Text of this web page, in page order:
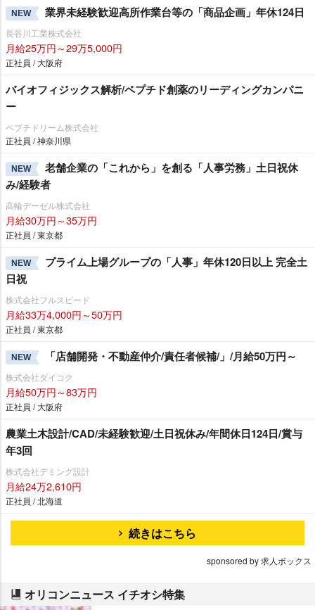
NEW 業界未経験歓迎高所作業台等の「商品企画」年休124日
長谷川工業株式会社
月給25万円～29万5,000円
正社員 / 大阪府
バイオフィジックス解析/ペプチド創薬のリーディングカンパニ
ー
ペプチドリーム株式会社
正社員 / 神奈川県
NEW
老舗企業の「これから」を創る「人事労務」土日祝休
み/経験者
高輪ヂーゼル株式会社
月給30万円～35万円
正社員 / 東京都
NEW
プライム上場グループの「人事」年休120日以上 完全土
日祝
株式会社フルスピード
月給33万4,000円～50万円
正社員 / 東京都
NEW 「店舗開発・不動産仲介/責任者候補/」/月給50万円～
株式会社ダイコク
月給50万円～83万円
正社員 / 大阪府
農業土木設計/CAD/未経験歓迎/土日祝休み/年間休日124日/賞与
年3回
株式会社デミング設計
月給24万2,610円
正社員 / 北海道
続きはこちら
sponsored by 求人ボックス
オリコンニュース イチオシ特集